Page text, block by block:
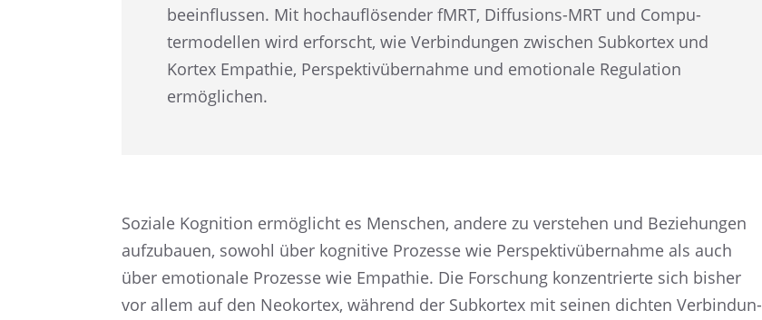
beein­flus­sen. Mit hochauf­lö­sen­der fMRT, Diffu­si­ons-MRT und Compu­
ter­mo­del­len wird erforscht, wie Verbin­dun­gen zwischen Subkor­tex und
Kortex Empathie, Perspek­tiv­über­nahme und emotio­nale Regula­tion
ermöglichen.
Soziale Kogni­tion ermög­licht es Menschen, andere zu verste­hen und Bezie­hun­gen
aufzu­bauen, sowohl über kogni­tive Prozesse wie Perspek­tiv­über­nahme als auch
über emotio­nale Prozesse wie Empathie. Die Forschung konzen­trierte sich bisher
vor allem auf den Neokor­tex, während der Subkor­tex mit seinen dichten Verbin­dun­